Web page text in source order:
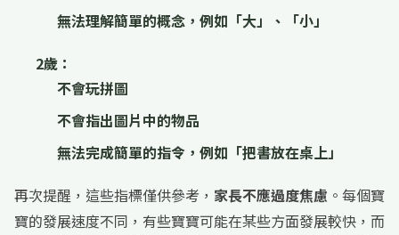
無法理解簡單的概念，例如「大」、「小」
2歲：
不會玩拼圖
不會指出圖片中的物品
無法完成簡單的指令，例如「把書放在桌上」
再次提醒，這些指標僅供參考， 家長不應過度焦慮 。每個寶
寶的發展速度不同，有些寶寶可能在某些方面發展較快，而